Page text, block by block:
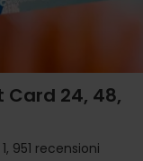
Card 24, 48,
951 recensioni